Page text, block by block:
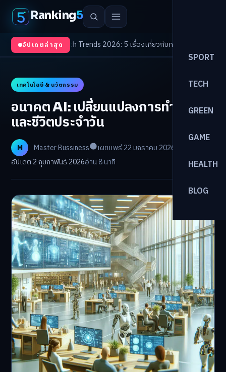
Ranking5
SPORT
TECH
GREEN
GAME
HEALTH
BLOG
อัปเดตล่าสุด
Health Trends 2026: 5 เรื่องเกี่ยวกับการแพทย์ที่ควรรู้
เทคโนโลยี & นวัตกรรม
อนาคต AI: เปลี่ยนแปลงการทำงาน
และชีวิตประจำวัน
M Master Bussiness
เผยแพร่ 22 มกราคม 2026
อัปเดต 2 กุมภาพันธ์ 2026อ่าน 8 นาที